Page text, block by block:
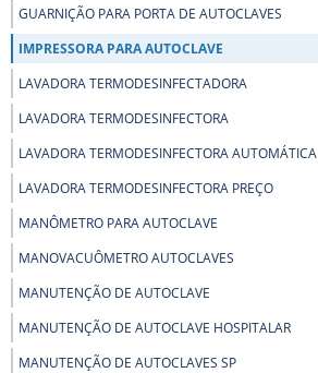
GUARNIÇÃO PARA PORTA DE AUTOCLAVES
IMPRESSORA PARA AUTOCLAVE
LAVADORA TERMODESINFECTADORA
LAVADORA TERMODESINFECTORA
LAVADORA TERMODESINFECTORA AUTOMÁTICA
LAVADORA TERMODESINFECTORA PREÇO
MANÔMETRO PARA AUTOCLAVE
MANOVACUÔMETRO AUTOCLAVES
MANUTENÇÃO DE AUTOCLAVE
MANUTENÇÃO DE AUTOCLAVE HOSPITALAR
MANUTENÇÃO DE AUTOCLAVES SP